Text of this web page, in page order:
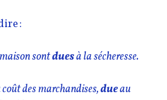
:
sontduesà la sécheresse.
des marchandises,dueau